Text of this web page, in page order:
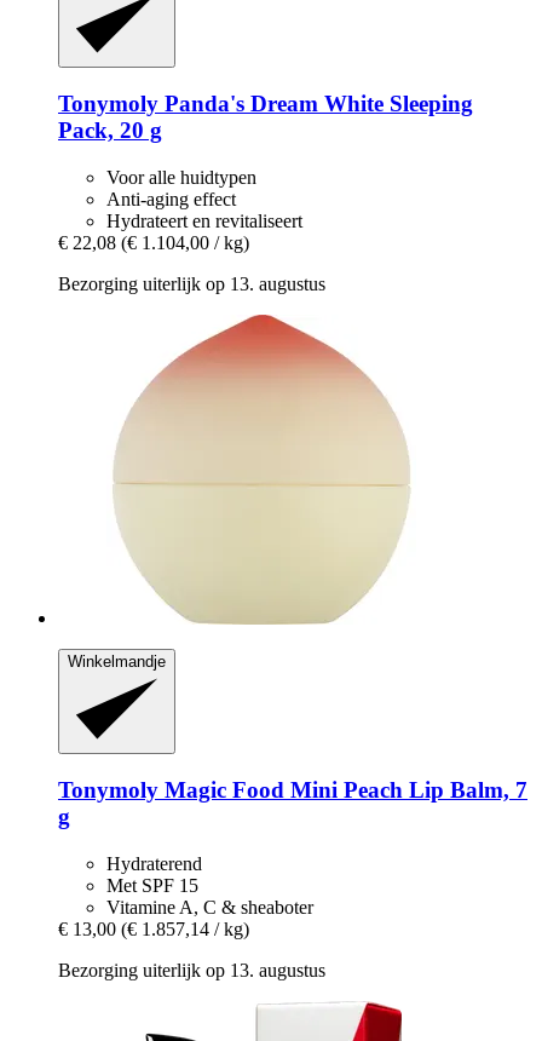
Tonymoly Panda's Dream White Sleeping
Pack, 20 g
Voor alle huidtypen
Anti-aging effect
Hydrateert en revitaliseert
€ 22,08 (€ 1.104,00 / kg)
Bezorging uiterlijk op 13. augustus
Winkelmandje
Tonymoly Magic Food Mini Peach Lip Balm, 7
g
Hydraterend
Met SPF 15
Vitamine A, C & sheaboter
€ 13,00 (€ 1.857,14 / kg)
Bezorging uiterlijk op 13. augustus